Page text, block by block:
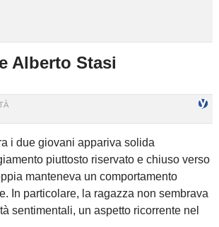
Alberto Stasi
i due giovani appariva solida
piuttosto riservato e chiuso verso
manteneva un comportamento
In particolare, la ragazza non sembrava
sentimentali, un aspetto ricorrente nel